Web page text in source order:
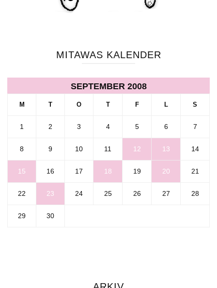
MITAWAS KALENDER
SEPTEMBER 2008
M T O T F L S
1 2 3 4 5 6 7
8 9 10 11 12 13 14
15 16 17 18 19 20 21
22 23 24 25 26 27 28
29 30